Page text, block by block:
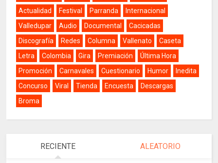
Actualidad
Festival Parranda
Internacional
Valledupar
Audio Documental
Cacicadas
Discografía
Redes Columna Vallenato
Caseta
Letra
Colombia Gira Premiación
Última Hora
Promoción
Carnavales Cuestionario Humor
Inedita
Concurso
Viral Tienda Encuesta
Descargas
Broma
RECIENTE ALEATORIO